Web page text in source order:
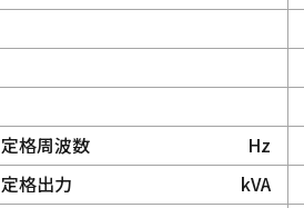
定格周波数 Hz
定格出力
kVA